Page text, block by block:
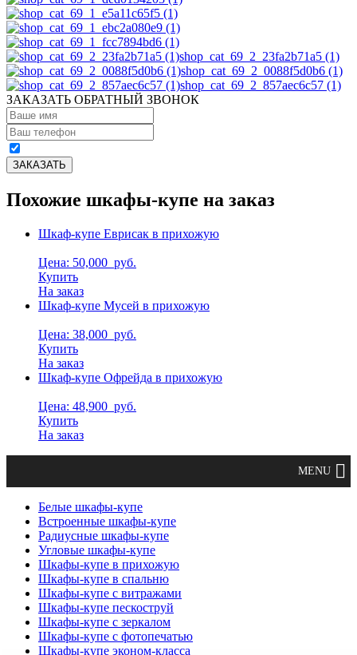
shop_cat_69_2_23fa2b71a5 (1)
shop_cat_69_2_0088f5d0b6 (1)
shop_cat_69_2_857aec6c57 (1)
ЗАКАЗАТЬ ОБРАТНЫЙ ЗВОНОК
Похожие шкафы-купе на заказ
Шкаф-купе Еврисак в прихожую
Цена: 50,000 руб.
Купить
На заказ
Шкаф-купе Мусей в прихожую
Цена: 38,000 руб.
Купить
На заказ
Шкаф-купе Офрейда в прихожую
Цена: 48,900 руб.
Купить
На заказ
Белые шкафы-купе
Встроенные шкафы-купе
Радиусные шкафы-купе
Угловые шкафы-купе
Шкафы-купе в прихожую
Шкафы-купе в спальню
Шкафы-купе с витражами
Шкафы-купе пескоструй
Шкафы-купе с зеркалом
Шкафы-купе с фотопечатью
Шкафы-купе эконом-класса